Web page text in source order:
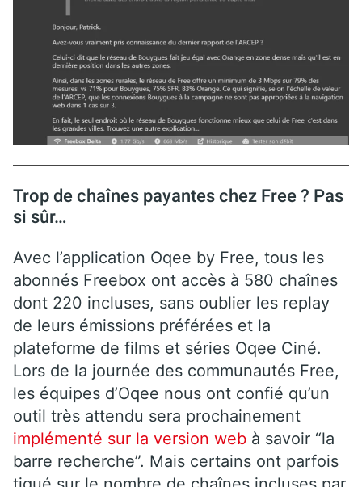
Trop de chaînes payantes chez Free ? Pas
si sûr…
Avec l’application Oqee by Free, tous les
abonnés Freebox ont accès à 580 chaînes
dont 220 incluses, sans oublier les replay
de leurs émissions préférées et la
plateforme de films et séries Oqee Ciné.
Lors de la journée des communautés Free,
les équipes d’Oqee nous ont confié qu’un
outil très attendu sera prochainement
implémenté sur la version web à savoir “la
barre recherche”. Mais certains ont parfois